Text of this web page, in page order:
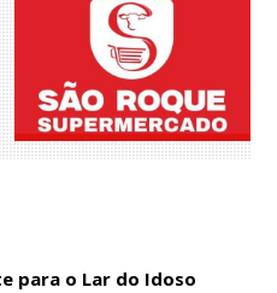
para o Lar do Idoso